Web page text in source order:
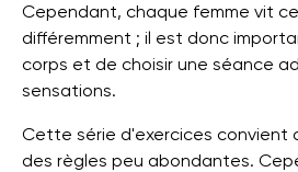
Cependant, chaque femme vit
différemment ; il est donc
corps et de choisir une séance
sensations.
Cette série d'exercices convient
des règles peu abondantes.